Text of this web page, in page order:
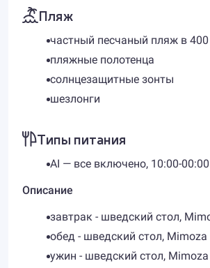
Пляж
частный песчаный пляж в
пляжные полотенца
солнцезащитные зонты
шезлонги
Типы питания
AI — все включено, 10:00-00:00
Описание
завтрак - шведский стол,
обед - шведский стол, ​Mimoza
ужин - шведский стол, ​Mimoza